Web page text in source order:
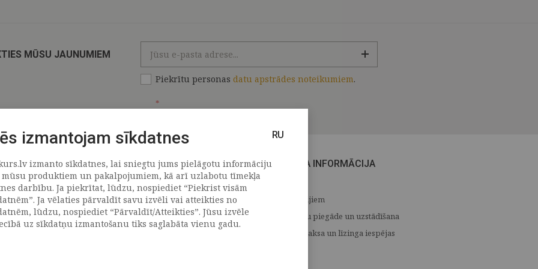
MŪSU JAUNUMIEM
Piekrītu personas datu apstrādes noteikumiem.
*
PAR MUMS
Uzņēmums
Vēsture
Kontakti
CITA INFORMĀCIJA
Medijiem
Preču piegāde un uzstādīšana
Apmaksa un līzinga iespējas
izmantojam sīkdatnes RU
izmanto sīkdatnes, lai sniegtu jums pielāgotu informāciju
produktiem un pakalpojumiem, kā arī uzlabotu tīmekļa
darbību. Ja piekrītat, lūdzu, nospiediet “Piekrist visām
Ja vēlaties pārvaldīt savu izvēli vai atteikties no
lūdzu, nospiediet “Pārvaldīt/Atteikties”. Jūsu izvēle
uz sīkdatņu izmantošanu tiks saglabāta vienu gadu.